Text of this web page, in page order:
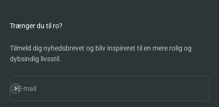
Trænger du til ro?
Tilmeld dig nyhedsbrevet og bliv inspireret til en mere rolig og
dybsindig livsstil.
E-mail
Abonnér